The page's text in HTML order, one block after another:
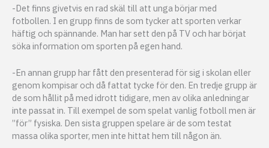
-Det finns givetvis en rad skäl till att unga börjar med
fotbollen. I en grupp finns de som tycker att sporten verkar
häftig och spännande. Man har sett den på TV och har börjat
söka information om sporten på egen hand.
-En annan grupp har fått den presenterad för sig i skolan eller
genom kompisar och då fattat tycke för den. En tredje grupp är
de som hållit på med idrott tidigare, men av olika anledningar
inte passat in. Till exempel de som spelat vanlig fotboll men är
”för” fysiska. Den sista gruppen spelare är de som testat
massa olika sporter, men inte hittat hem till någon än.